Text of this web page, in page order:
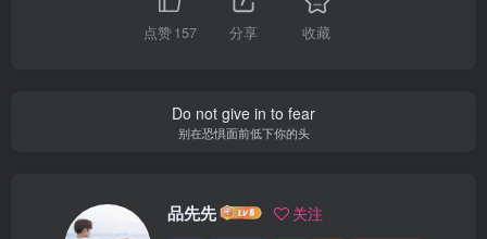
点赞157 分享 收藏
Do not give in to fear
别在恐惧面前低下你的头
品先先 关注